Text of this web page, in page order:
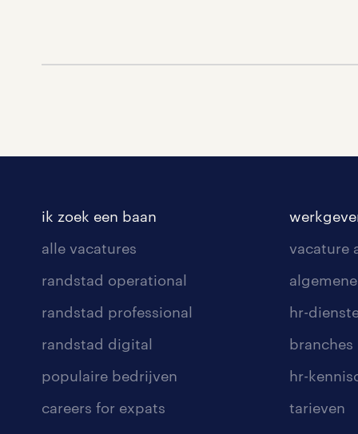
ik zoek een baan
alle vacatures
randstad operational
randstad professional
randstad digital
populaire bedrijven
careers for expats
vacature
hr-
branches
hr-
tarieven